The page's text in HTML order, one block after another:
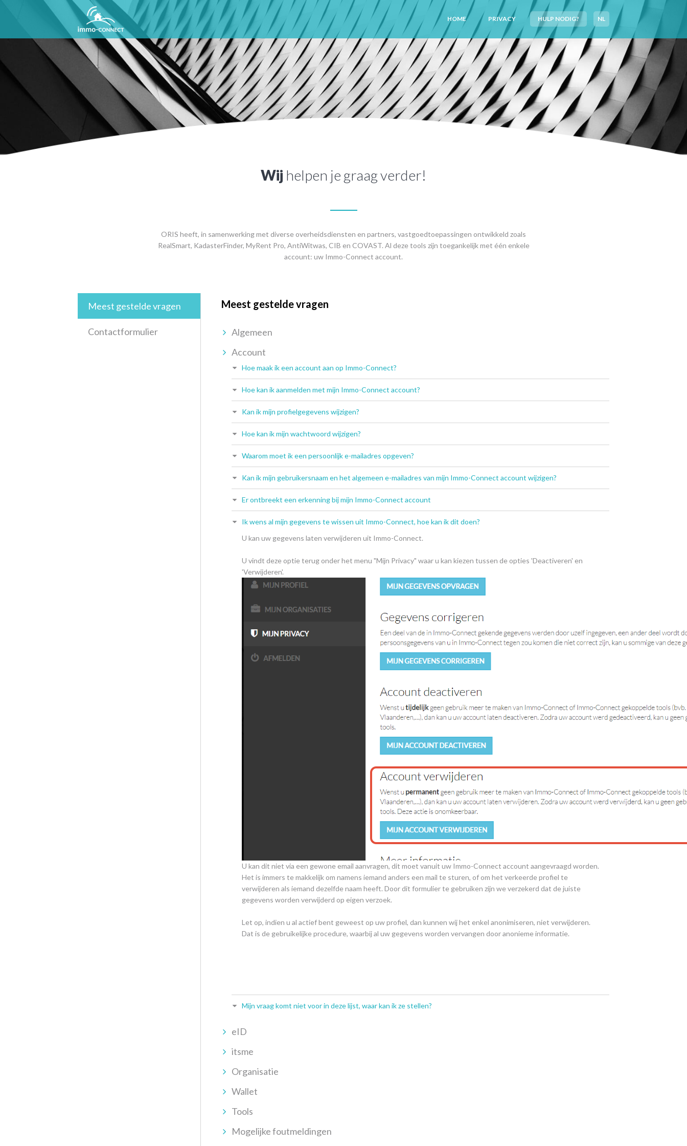
HOME PRIVACY HULP NODIG? NL
Wij helpen je graag verder!
ORIS heeft, in samenwerking met diverse overheidsdiensten en partners, vastgoedtoepassingen ontwikkeld zoals
RealSmart, KadasterFinder, MyRent Pro, AntiWitwas, CIB en COVAST. Al deze tools zijn toegankelijk met één enkele
account: uw Immo-Connect account.
Meest gestelde vragen
Contactformulier
Meest gestelde vragen
Algemeen
Account
Hoe maak ik een account aan op Immo-Connect?
Hoe kan ik aanmelden met mijn Immo-Connect account?
Kan ik mijn profielgegevens wijzigen?
Hoe kan ik mijn wachtwoord wijzigen?
Waarom moet ik een persoonlijk e-mailadres opgeven?
Kan ik mijn gebruikersnaam en het algemeen e-mailadres van mijn Immo-Connect account wijzigen?
Er ontbreekt een erkenning bij mijn Immo-Connect account
Ik wens al mijn gegevens te wissen uit Immo-Connect, hoe kan ik dit doen?
U kan uw gegevens laten verwijderen uit Immo-Connect.
U vindt deze optie terug onder het menu "Mijn Privacy" waar u kan kiezen tussen de opties 'Deactiveren' en
'Verwijderen'.
U kan dit niet via een gewone email aanvragen, dit moet vanuit uw Immo-Connect account aangevraagd worden.
Het is immers te makkelijk om namens iemand anders een mail te sturen, of om het verkeerde profiel te
verwijderen als iemand dezelfde naam heeft. Door dit formulier te gebruiken zijn we verzekerd dat de juiste
gegevens worden verwijderd op eigen verzoek.
Let op, indien u al actief bent geweest op uw profiel, dan kunnen wij het enkel anonimiseren, niet verwijderen.
Dat is de gebruikelijke procedure, waarbij al uw gegevens worden vervangen door anonieme informatie.
Mijn vraag komt niet voor in deze lijst, waar kan ik ze stellen?
eID
itsme
Organisatie
Wallet
Tools
Mogelijke foutmeldingen